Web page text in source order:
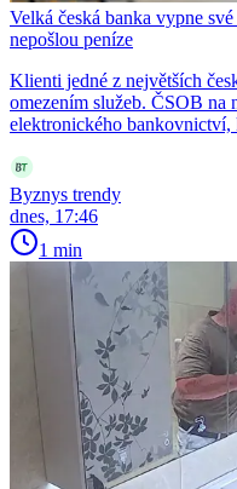
Velká česká banka vypne
nepošlou peníze
Klienti jedné z největších
omezením služeb. ČSOB na
elektronického bankovnictví,
Byznys trendy
dnes, 17:46
1 min